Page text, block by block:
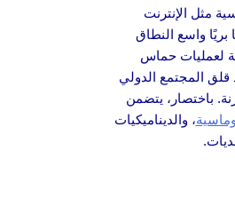
مثل الإنترنت
واسع النطاق
لعمليات حماس
قلق المجتمع الدولي
باختصار، يتضمن
، والديناميكيات